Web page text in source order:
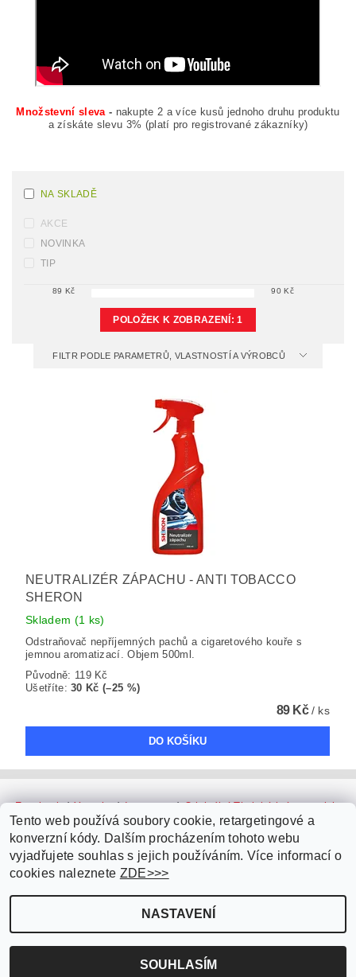
Množstevní sleva - nakupte 2 a více kusů jednoho druhu produktu
a získáte slevu 3% (platí pro registrované zákazníky)
NA SKLADĚ
AKCE
NOVINKA
TIP
89 Kč 90Kč
POLOŽEK K ZOBRAZENÍ:1
FILTR PODLE PARAMETRŮ, VLASTNOSTÍ A VÝROBCŮ
NEUTRALIZÉR ZÁPACHU - ANTI TOBACCO
SHERON
Skladem (1 ks)
Odstraňovač nepříjemných pachů a cigaretového kouře s
jemnou aromatizací. Objem 500ml.
Původně: 119 Kč
Ušetříte:30 Kč (–25 %)
89 Kč/ ks
Facebook | Youtube | Instagram | Originální Thajské krémy a oleje
| Platební brána ComGate
2026 ©Parfémy do auta.cz, všechna práva vyhrazenaUpravit nastavení cookies
Vytvořil Shoptet
Tento web používá soubory cookie, retargetingové a
konverzní kódy. Dalším procházením tohoto webu
vyjadřujete souhlas s jejich používáním. Více informací o
cookies naleznete ZDE>>>
NASTAVENÍ
SOUHLASÍM